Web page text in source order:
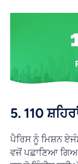
5. 110
ਪੈਰਿਸ ਨੂੰ ਮਿਸ਼ਨ
ਵਜੋਂ ਪਛਾਣਿਆ